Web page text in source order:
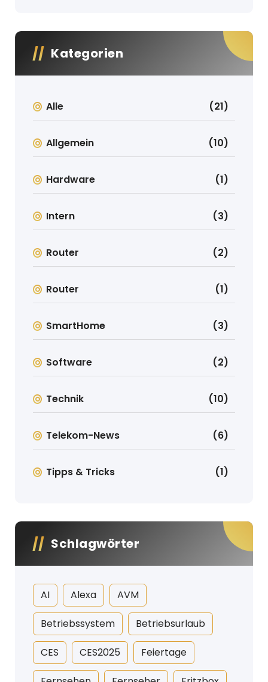
Kategorien
Alle (21)
Allgemein (10)
Hardware (1)
Intern (3)
Router (2)
Router (1)
SmartHome (3)
Software (2)
Technik (10)
Telekom-News (6)
Tipps & Tricks (1)
Schlagwörter
AI Alexa AVM
Betriebssystem Betriebsurlaub
CES CES2025 Feiertage